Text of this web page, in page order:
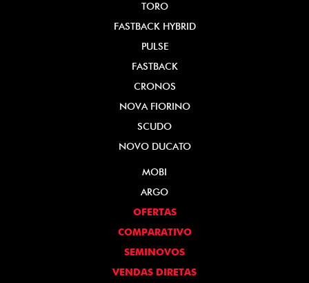
TORO
FASTBACK HYBRID
PULSE
FASTBACK
CRONOS
NOVA FIORINO
SCUDO
NOVO DUCATO
MOBI
ARGO
OFERTAS
COMPARATIVO
SEMINOVOS
VENDAS DIRETAS